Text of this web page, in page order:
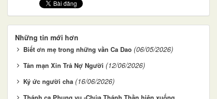
Những tin mới hơn
Biết ơn mẹ trong những vần Ca Dao (06/05/2026)
Tản mạn Xin Trả Nợ Người (12/06/2026)
Ký ức người cha (16/06/2026)
Thánh ca Phụng vụ -Chúa Thánh Thần hiện xuống